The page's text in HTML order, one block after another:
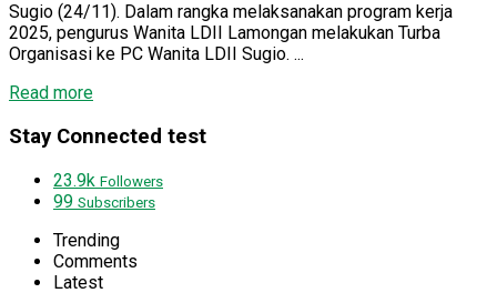
Sugio (24/11). Dalam rangka melaksanakan program kerja
2025, pengurus Wanita LDII Lamongan melakukan Turba
Organisasi ke PC Wanita LDII Sugio. ...
Read moreDetails
Stay Connected test
23.9k Followers
99 Subscribers
Trending
Comments
Latest